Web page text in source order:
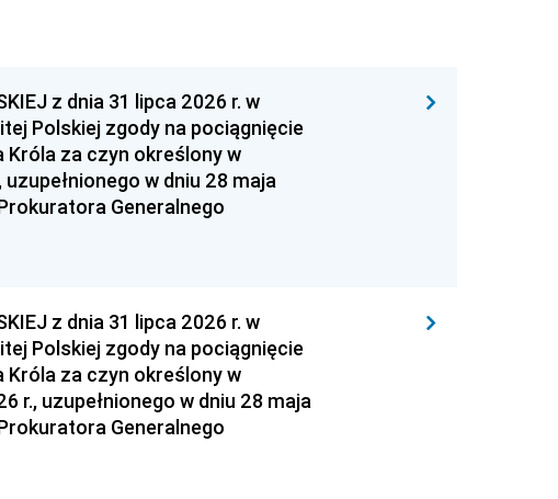
z dnia 31 lipca 2026 r. w
Polskiej zgody na pociągnięcie
Króla za czyn określony w
w dniu 28 maja
Generalnego
z dnia 31 lipca 2026 r. w
Polskiej zgody na pociągnięcie
Króla za czyn określony w
r., uzupełnionego w dniu 28 maja
Generalnego